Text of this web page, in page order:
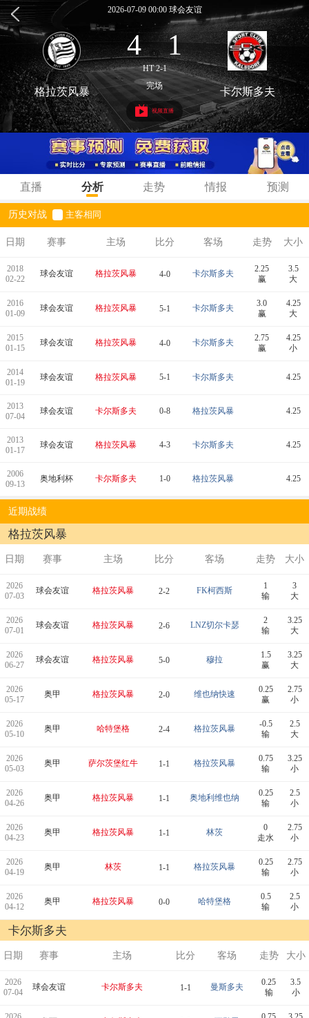
2026-07-09 00:00 球会友谊
4 : 1
HT 2-1
格拉茨风暴 完场 卡尔斯多夫
视频直播
直播 分析 走势 情报 预测
历史对战 主客相同
日期 赛事 主场 比分 客场 走势 大小
2018
02-22
球会友谊 格拉茨风暴 4-0 卡尔斯多夫
2.25
赢
3.5
大
2016
01-09
球会友谊 格拉茨风暴 5-1 卡尔斯多夫
3.0
赢
4.25
大
2015
01-15
球会友谊 格拉茨风暴 4-0 卡尔斯多夫
2.75
赢
4.25
小
2014
01-19
球会友谊 格拉茨风暴 5-1 卡尔斯多夫 4.25
2013
07-04
球会友谊 卡尔斯多夫 0-8 格拉茨风暴 4.25
2013
01-17
球会友谊 格拉茨风暴 4-3 卡尔斯多夫 4.25
2006
09-13
奥地利杯 卡尔斯多夫 1-0 格拉茨风暴 4.25
近期战绩
格拉茨风暴
日期 赛事 主场 比分 客场 走势 大小
2026
07-03
球会友谊 格拉茨风暴 2-2 FK柯西斯
1
输
3
大
2026
07-01
球会友谊 格拉茨风暴 2-6 LNZ切尔卡瑟
2
输
3.25
大
2026
06-27
球会友谊 格拉茨风暴 5-0 穆拉
1.5
赢
3.25
大
2026
05-17
奥甲 格拉茨风暴 2-0 维也纳快速
0.25
赢
2.75
小
2026
05-10
奥甲 哈特堡格 2-4 格拉茨风暴
-0.5
输
2.5
大
2026
05-03
奥甲 萨尔茨堡红牛 1-1 格拉茨风暴
0.75
输
3.25
小
2026
04-26
奥甲 格拉茨风暴 1-1 奥地利维也纳
0.25
输
2.5
小
2026
04-23
奥甲 格拉茨风暴 1-1 林茨
0
走水
2.75
小
2026
04-19
奥甲 林茨 1-1 格拉茨风暴
0.25
输
2.75
小
2026
04-12
奥甲 格拉茨风暴 0-0 哈特堡格
0.5
输
2.5
小
卡尔斯多夫
日期 赛事 主场 比分 客场 走势 大小
2026
07-04
球会友谊 卡尔斯多夫 1-1 曼斯多夫
0.25
输
3.5
小